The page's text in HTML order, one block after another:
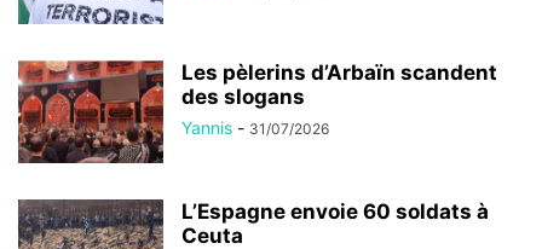
Les pèlerins d’Arbaïn scandent
des slogans
Yannis - 31/07/2026
L’Espagne envoie 60 soldats à
Ceuta